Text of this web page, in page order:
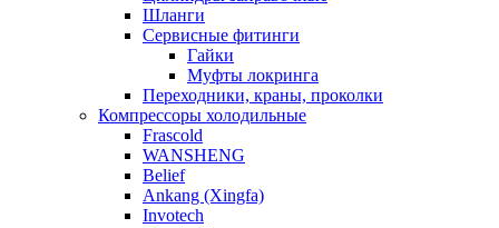
Шланги
Сервисные фитинги
Гайки
Муфты локринга
Переходники, краны, проколки
Компрессоры холодильные
Frascold
WANSHENG
Belief
Ankang (Xingfa)
Invotech